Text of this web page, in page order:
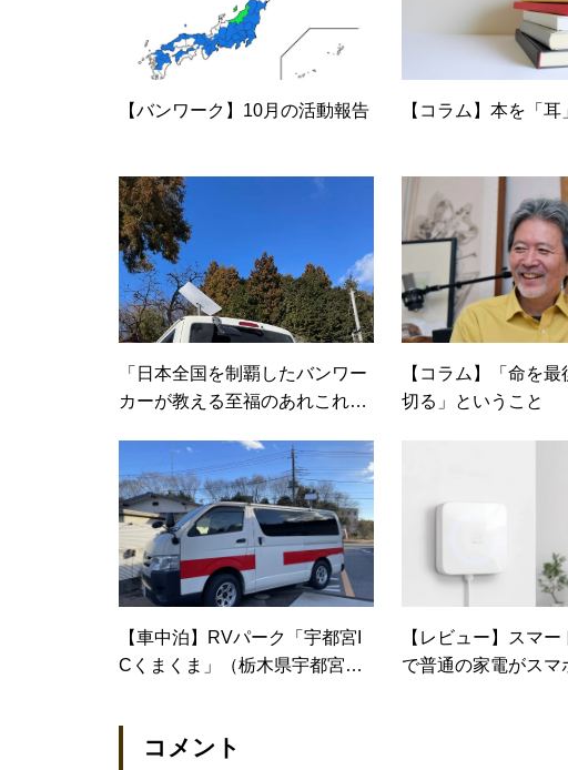
【バンワーク】10月の活動報告 【コラム】本を「耳
「日本全国を制覇したバンワー
カーが教える至福のあれこれ」
【コラム】「命を
切る」ということ
【車中泊】RVパーク「宇都宮I
Cくまくま」（栃木県宇都宮
【レビュー】スマ
で普通の家電がスマ
コメント